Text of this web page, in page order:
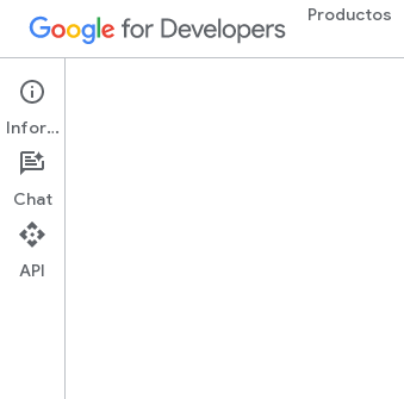
Productos
Descripción general del Programa para
Información
Chat
API